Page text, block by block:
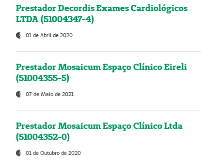
Prestador Decordis Exames Cardiológicos
LTDA (51004347-4)
01 de Abril de 2020
Prestador Mosaicum Espaço Clínico Eireli
(51004355-5)
07 de Maio de 2021
Prestador Mosaicum Espaço Clínico Ltda
(51004352-0)
01 de Outubro de 2020